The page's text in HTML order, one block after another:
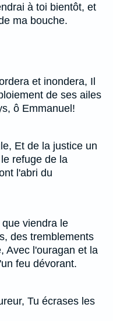
à toi bientôt, et
ma bouche.
et inondera, Il
de ses ailes
ô Emmanuel!
Et de la justice un
refuge de la
l'abri du
viendra le
des tremblements
Avec l'ouragan et la
feu dévorant.
Tu écrases les